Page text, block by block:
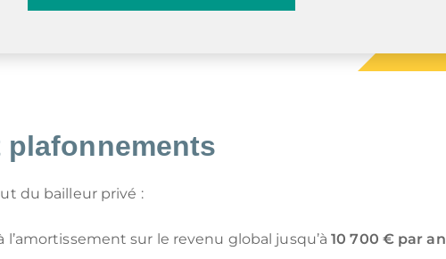
du bailleur privé :
sur le revenu global jusqu’à10 700 € par an